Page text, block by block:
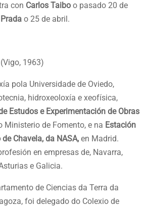
con Carlos Taibo o pasado 20 de
o 25 de abril.
(Vigo, 1963)
pola Universidade de Oviedo,
hidroxeoloxía e xeofísica,
Estudos e Experimentación de Obras
Ministerio de Fomento, e na Estación
Chavela, da NASA, en Madrid.
en empresas de, Navarra,
e Galicia.
de Ciencias da Terra da
foi delegado do Colexio de